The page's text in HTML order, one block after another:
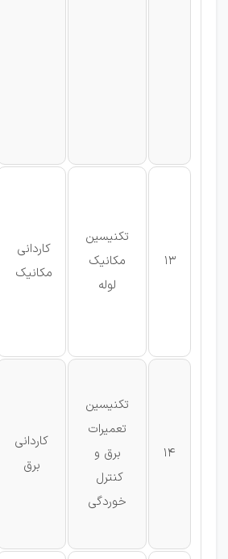
13
تکنیسین
مکانیک
لوله
كاردانی
مکانیک
14
تکنیسین
تعمیرات
برق و
كنترل
خوردگی
كاردانی
برق